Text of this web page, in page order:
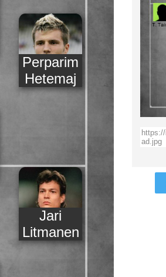
Perparim
Hetemaj
Jari
Litmanen